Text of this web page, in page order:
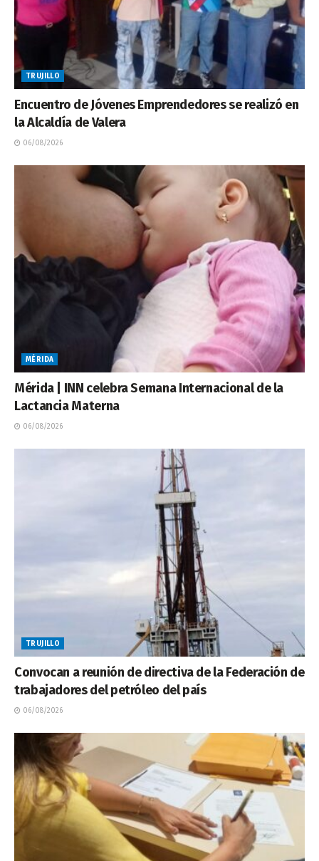
TRUJILLO
Encuentro de Jóvenes Emprendedores se realizó en
la Alcaldía de Valera
06/08/2026
MÉRIDA
Mérida | INN celebra Semana Internacional de la
Lactancia Materna
06/08/2026
TRUJILLO
Convocan a reunión de directiva de la Federación de
trabajadores del petróleo del país
06/08/2026